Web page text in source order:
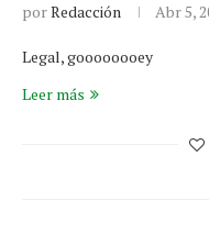
porRedacción Abr 5,
Legal, goooooooey
Leer más